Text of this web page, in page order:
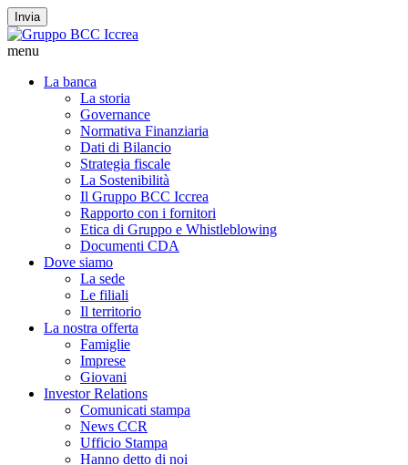
Invia
menu
La banca
La storia
Governance
Normativa Finanziaria
Dati di Bilancio
Strategia fiscale
La Sostenibilità
Il Gruppo BCC Iccrea
Rapporto con i fornitori
Etica di Gruppo e Whistleblowing
Documenti CDA
Dove siamo
La sede
Le filiali
Il territorio
La nostra offerta
Famiglie
Imprese
Giovani
Investor Relations
Comunicati stampa
News CCR
Ufficio Stampa
Hanno detto di noi